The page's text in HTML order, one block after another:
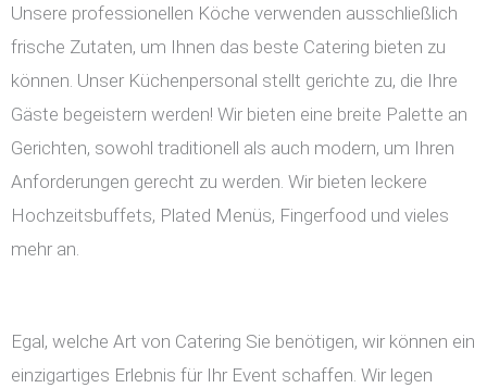
Unsere professionellen Köche verwenden ausschließlich
frische Zutaten, um Ihnen das beste Catering bieten zu
können. Unser Küchenpersonal stellt gerichte zu, die Ihre
Gäste begeistern werden! Wir bieten eine breite Palette an
Gerichten, sowohl traditionell als auch modern, um Ihren
Anforderungen gerecht zu werden. Wir bieten leckere
Hochzeitsbuffets, Plated Menüs, Fingerfood und vieles
mehr an.
Egal, welche Art von Catering Sie benötigen, wir können ein
einzigartiges Erlebnis für Ihr Event schaffen. Wir legen